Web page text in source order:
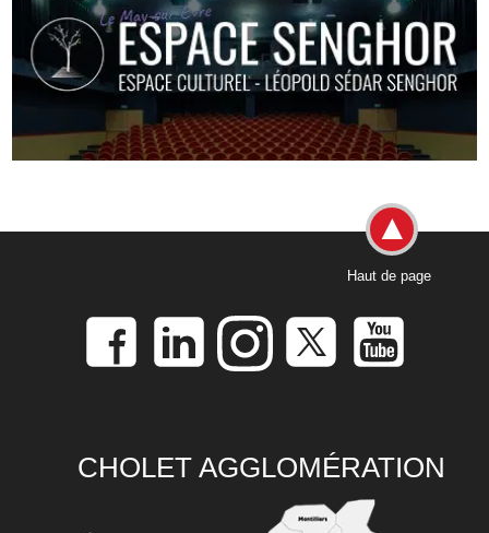
Haut de page
CHOLET AGGLOMÉRATION